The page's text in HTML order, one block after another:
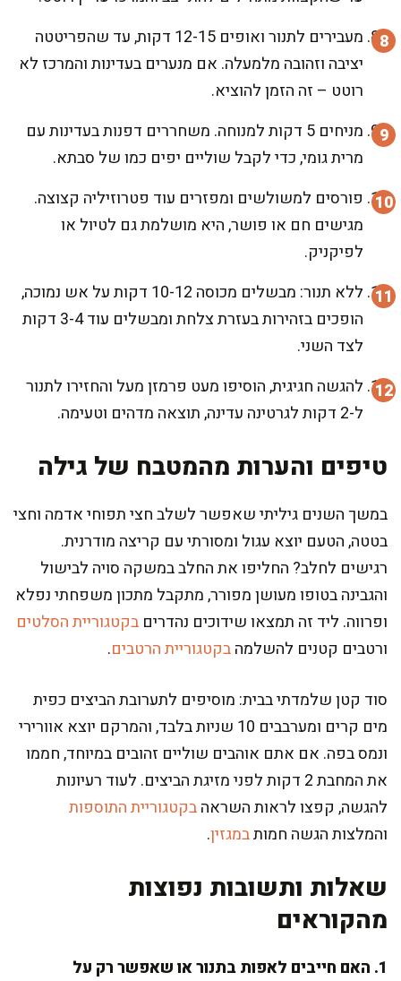
מעבירים לתנור ואופים 12-15 דקות, עד שהפריטטה
יציבה וזהובה מלמעלה. אם מנערים בעדינות והמרכז לא
רוטט – זה הזמן להוציא.
מניחים 5 דקות למנוחה. משחררים דפנות בעדינות עם
מרית גומי, כדי לקבל שוליים יפים כמו של סבתא.
פורסים למשולשים ומפזרים עוד פטרוזיליה קצוצה.
מגישים חם או פושר, היא מושלמת גם לטיול או
לפיקניק.
ללא תנור: מבשלים מכוסה 10-12 דקות על אש נמוכה,
הופכים בזהירות בעזרת צלחת ומבשלים עוד 3-4 דקות
לצד השני.
להגשה חגיגית, הוסיפו מעט פרמזן מעל והחזירו לתנור
ל-2 דקות לגרטינה עדינה, תוצאה מדהים וטעימה.
טיפים והערות מהמטבח של גילה
במשך השנים גיליתי שאפשר לשלב חצי תפוחי אדמה וחצי
בטטה, הטעם יוצא עגול ומסורתי עם קריצה מודרנית.
רגישים לחלב? החליפו את החלב במשקה סויה לבישול
והגבינה בטופו מעושן מפורר, מתקבל מתכון משפחתי נפלא
ופרווה. ליד זה תמצאו שידוכים נהדרים בקטגוריית הסלטים
ורטבים קטנים להשלמהבקטגוריית הרטבים.
סוד קטן שלמדתי בבית: מוסיפים לתערובת הביצים כפית
מים קרים ומערבבים 10 שניות בלבד, והמרקם יוצא אוורירי
ונמס בפה. אם אתם אוהבים שוליים זהובים במיוחד, חממו
את המחבת 2 דקות לפני מזיגת הביצים. לעוד רעיונות
להגשה, קפצו לראות השראהבקטגוריית התוספות
והמלצות הגשה חמותבמגזין.
שאלות ותשובות נפוצות
מהקוראים
1. האם חייבים לאפות בתנור או שאפשר רק על